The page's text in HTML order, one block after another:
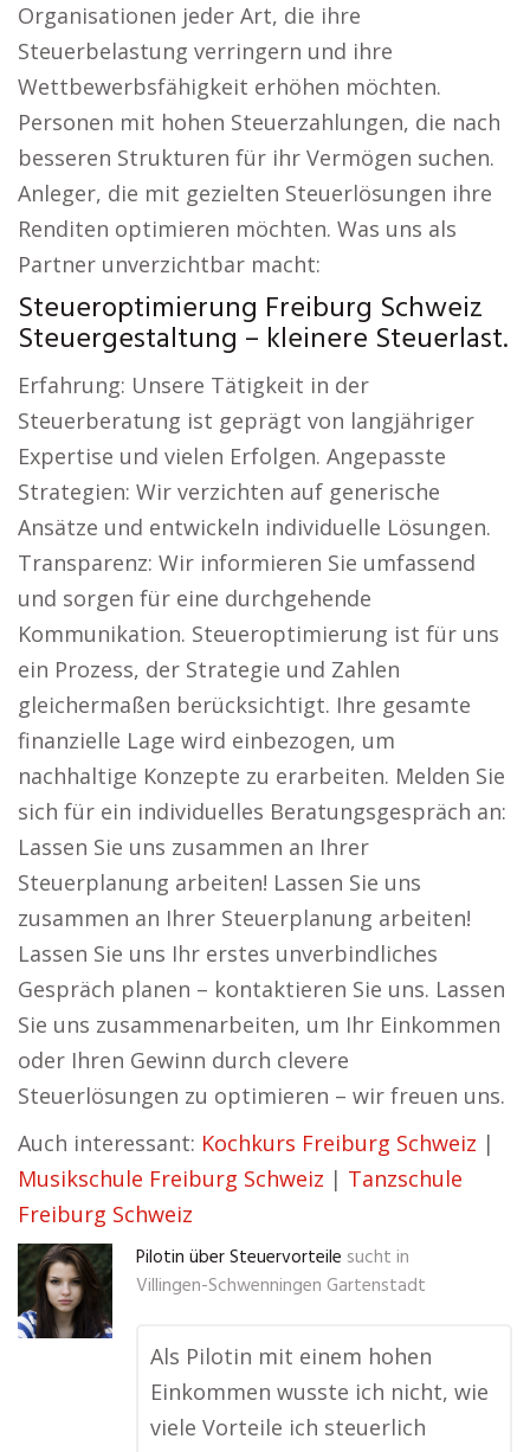
Organisationen jeder Art, die ihre
Steuerbelastung verringern und ihre
Wettbewerbsfähigkeit erhöhen möchten.
Personen mit hohen Steuerzahlungen, die nach
besseren Strukturen für ihr Vermögen suchen.
Anleger, die mit gezielten Steuerlösungen ihre
Renditen optimieren möchten. Was uns als
Partner unverzichtbar macht:
Steueroptimierung Freiburg Schweiz
Steuergestaltung – kleinere Steuerlast.
Erfahrung: Unsere Tätigkeit in der
Steuerberatung ist geprägt von langjähriger
Expertise und vielen Erfolgen. Angepasste
Strategien: Wir verzichten auf generische
Ansätze und entwickeln individuelle Lösungen.
Transparenz: Wir informieren Sie umfassend
und sorgen für eine durchgehende
Kommunikation. Steueroptimierung ist für uns
ein Prozess, der Strategie und Zahlen
gleichermaßen berücksichtigt. Ihre gesamte
finanzielle Lage wird einbezogen, um
nachhaltige Konzepte zu erarbeiten. Melden Sie
sich für ein individuelles Beratungsgespräch an:
Lassen Sie uns zusammen an Ihrer
Steuerplanung arbeiten! Lassen Sie uns
zusammen an Ihrer Steuerplanung arbeiten!
Lassen Sie uns Ihr erstes unverbindliches
Gespräch planen – kontaktieren Sie uns. Lassen
Sie uns zusammenarbeiten, um Ihr Einkommen
oder Ihren Gewinn durch clevere
Steuerlösungen zu optimieren – wir freuen uns.
Auch interessant: Kochkurs Freiburg Schweiz |
Musikschule Freiburg Schweiz | Tanzschule
Freiburg Schweiz
Pilotin über Steuervorteile sucht in
Villingen-Schwenningen Gartenstadt
Als Pilotin mit einem hohen
Einkommen wusste ich nicht, wie
viele Vorteile ich steuerlich